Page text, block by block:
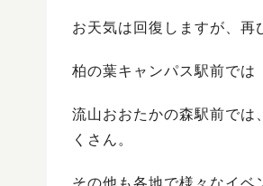
お天気は回復しますが、再
柏の葉キャンパス駅前では
流山おおたかの森駅前では
くさん。
その他も各地で様々なイベ